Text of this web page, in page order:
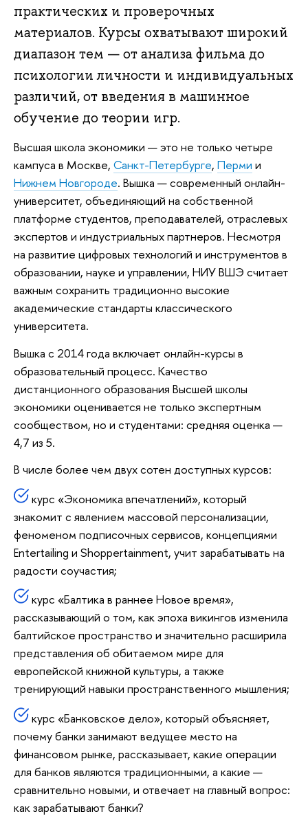
практических и проверочных
материалов. Курсы охватывают широкий
диапазон тем — от анализа фильма до
психологии личности и индивидуальных
различий, от введения в машинное
обучение до теории игр.
Высшая школа экономики — это не только четыре
кампуса в Москве, Санкт-Петербурге, Перми и
Нижнем Новгороде. Вышка — современный онлайн-
университет, объединяющий на собственной
платформе студентов, преподавателей, отраслевых
экспертов и индустриальных партнеров. Несмотря
на развитие цифровых технологий и инструментов в
образовании, науке и управлении, НИУ ВШЭ считает
важным сохранить традиционно высокие
академические стандарты классического
университета.
Вышка с 2014 года включает онлайн-курсы в
образовательный процесс. Качество
дистанционного образования Высшей школы
экономики оценивается не только экспертным
сообществом, но и студентами: средняя оценка —
4,7 из 5.
В числе более чем двух сотен доступных курсов:
курс «Экономика впечатлений», который
знакомит с явлением массовой персонализации,
феноменом подписочных сервисов, концепциями
Entertailing и Shoppertainment, учит зарабатывать на
радости соучастия;
курс «Балтика в раннее Новое время»,
рассказывающий о том, как эпоха викингов изменила
балтийское пространство и значительно расширила
представления об обитаемом мире для
европейской книжной культуры, а также
тренирующий навыки пространственного мышления;
курс «Банковское дело», который объясняет,
почему банки занимают ведущее место на
финансовом рынке, рассказывает, какие операции
для банков являются традиционными, а какие —
сравнительно новыми, и отвечает на главный вопрос:
как зарабатывают банки?